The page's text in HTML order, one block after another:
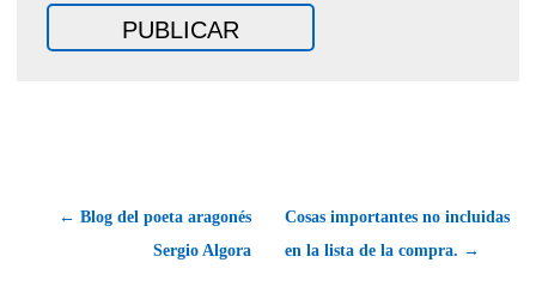
← Blog del poeta aragonés
Sergio Algora
Cosas importantes no incluidas
en la lista de la compra. →